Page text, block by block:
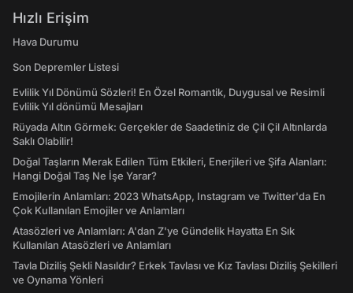
Hızlı Erişim
Hava Durumu
Son Depremler Listesi
Evlilik Yıl Dönümü Sözleri! En Özel Romantik, Duygusal ve Resimli
Evlilik Yıl dönümü Mesajları
Rüyada Altın Görmek: Gerçekler de Saadetiniz de Çil Çil Altınlarda
Saklı Olabilir!
Doğal Taşların Merak Edilen Tüm Etkileri, Enerjileri ve Şifa Alanları:
Hangi Doğal Taş Ne İşe Yarar?
Emojilerin Anlamları: 2023 WhatsApp, Instagram ve Twitter'da En
Çok Kullanılan Emojiler ve Anlamları
Atasözleri ve Anlamları: A'dan Z'ye Gündelik Hayatta En Sık
Kullanılan Atasözleri ve Anlamları
Tavla Diziliş Şekli Nasıldır? Erkek Tavlası ve Kız Tavlası Diziliş Şekilleri
ve Oynama Yönleri